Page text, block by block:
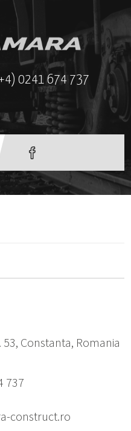
0241 674 737
Constanta, Romania
737
construct.ro